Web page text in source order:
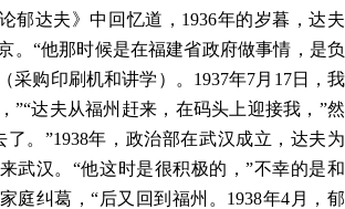
郁达夫》中回忆道，1936年的岁暮，达夫
。“他那时候是在福建省政府做事情，是负
采购印刷机和讲学）。1937年7月17日，我
”“达夫从福州赶来，在码头上迎接我，”然
了。”1938年，政治部在武汉成立，达夫为
武汉。“他这时是很积极的，”不幸的是和
庭纠葛，“后又回到福州。1938年4月，郁